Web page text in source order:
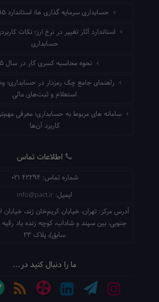
حسابداری سرمایه گذاری ها؛ استاندارد ۱۵ و ثبت‌ها
استاندارد آثار تغییر در نرخ ارز؛ نکات
حسابداری
نحوه محاسبه کسری کار در سال ۱۴۰۵
راهنمای جامع چک رمزدار در حسابداری؛
استعلام و ثبت‌های مالی
سامانه های مربوط به حسابداری؛ معرفی
کاربرد آن‌ها
اطلاعات تماس
شماره تماس: 021 42294
ایمیل: info@pact.ir
آدرس مرکز: تهران، خیابان کریم‌خان زند،
جنوبی، بین سپند و شاداب، کوچه زنده یاد رقیه
سابق)، پلاک 23
ما را دنبال کنید در...